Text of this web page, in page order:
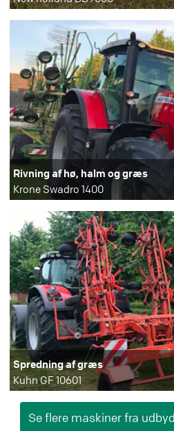
Rivning af hø, halm og græs
Krone Swadro 1400
Spredning af græs
Kuhn GF 10601